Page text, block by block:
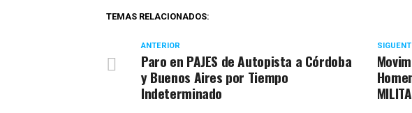
TEMAS RELACIONADOS:
ANTERIOR
Paro en PAJES de Autopista a Córdoba
y Buenos Aires por Tiempo
Indeterminado